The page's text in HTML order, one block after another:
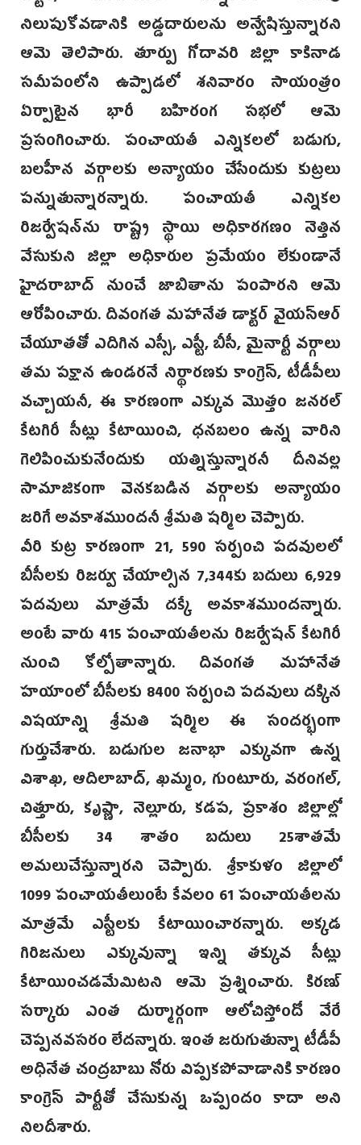
నిలుపుకోవడానికి అడ్డదారులను అన్వేషిస్తున్నారని
ఆమె తెలిపారు. తూర్పు గోదావరి జిల్లా కాకినాడ
సమీపంలోని ఉప్పాడలో శనివారం సాయంత్రం
ఏర్పాటైన భారీ బహిరంగ సభలో ఆమె
ప్రసంగించారు. పంచాయతీ ఎన్నికలలో బడుగు,
బలహీన వర్గాలకు అన్యాయం చేసేందుకు కుట్రలు
పన్నుతున్నారన్నారు. పంచాయతీ ఎన్నికల
రిజర్వేషన్‌ను రాష్ట్ర స్థాయి అధికారగణం నెత్తిన
వేసుకుని జిల్లా అధికారుల ప్రమేయం లేకుండానే
హైదరాబాద్ నుంచే జాబితాను పంపారని ఆమె
ఆరోపించారు. దివంగత మహానేత డాక్టర్ వైయస్ఆర్
చేయూతతో ఎదిగిన ఎస్సీ, ఎస్టీ, బీసీ, మైనార్టీ వర్గాలు
తమ పక్షాన ఉండరనే నిర్థారణకు కాంగ్రెస్, టీడీపీలు
వచ్చాయనీ, ఈ కారణంగా ఎక్కువ మొత్తం జనరల్
కేటగిరీ సీట్లు కేటాయించి, ధనబలం ఉన్న వారిని
గెలిపించుకునేందుకు యత్నిస్తున్నారనీ దీనివల్ల
సామాజికంగా వెనకబడిన వర్గాలకు అన్యాయం
జరిగే అవకాశముందనీ శ్రీమతి షర్మిల చెప్పారు.
వీరి కుట్ర కారణంగా 21, 590 సర్పంచి పదవులలో
బీసీలకు రిజర్వు చేయాల్సిన 7,344కు బదులు 6,929
పదవులు మాత్రమే దక్కే అవకాశముందన్నారు.
అంటే వారు 415 పంచాయతీలను రిజర్వేషన్ కేటగిరీ
నుంచి కోల్పోతాన్నారు. దివంగత మహానేత
హయాంలో బీసీలకు 8400 సర్పంచి పదవులు దక్కిన
విషయాన్ని శ్రీమతి షర్మిల ఈ సందర్భంగా
గుర్తుచేశారు. బడుగుల జనాభా ఎక్కువగా ఉన్న
విశాఖ, ఆదిలాబాద్, ఖమ్మం, గుంటూరు, వరంగల్,
చిత్తూరు, కృష్ణా, నెల్లూరు, కడప, ప్రకాశం జిల్లాల్లో
బీసీలకు 34 శాతం బదులు 25శాతమే
అమలుచేస్తున్నారని చెప్పారు. శ్రీకాకుళం జిల్లాలో
1099 పంచాయతీలుంటే కేవలం 61 పంచాయతీలను
మాత్రమే ఎస్టీలకు కేటాయించారన్నారు. అక్కడ
గిరిజనులు ఎక్కువున్నా ఇన్ని తక్కువ సీట్లు
కేటాయించడమేమిటని ఆమె ప్రశ్నించారు. కిరణ్
సర్కారు ఎంత దుర్మార్గంగా ఆలోచిస్తోందో వేరే
చెప్పనవసరం లేదన్నారు. ఇంత జరుగుతున్నా టీడీపీ
అధినేత చంద్రబాబు నోరు విప్పకపోవాడానికి కారణం
కాంగ్రెస్ పార్టీతో చేసుకున్న ఒప్పందం కాదా అని
నిలదీశారు.